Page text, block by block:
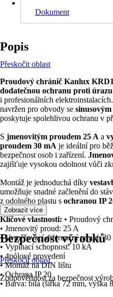
Dokument
Popis
Přeskočit oblast
Proudový chránič Kanlux
dodatečnou ochranu proti
i profesionálních
navržen pro obvody se
poskytuje spolehlivou ochranu v
S jmenovitým proudem 25 A a
proudem 30 mA je ideální pro
bezpečnost osob i zařízení.
zajišťuje vysokou odolnost vůči
Montáž je jednoduchá díky
umožňuje snadné začlenění do
z odolného plastu s ochranou IP
Klíčové vlastnosti: • Proudový
• Jmenovitý proud: 25 A
• Vyměřovací diferenční proud: 30
• Vypínací schopnost: 10 kA
• 4pólové provedení
• Montáž na DIN lištu
• Ochrana IP 20
• Barva: bílá (šířka 72 mm, výška
Zobrazit více
Bezpečnost výrobků
Přeskočit oblast
Zodpovědnost za bezpečnost